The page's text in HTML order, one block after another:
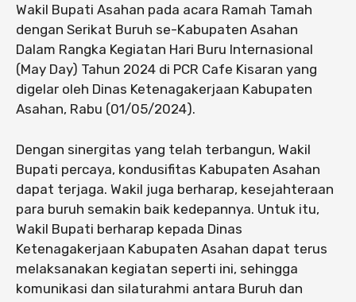
Wakil Bupati Asahan pada acara Ramah Tamah
dengan Serikat Buruh se-Kabupaten Asahan
Dalam Rangka Kegiatan Hari Buru Internasional
(May Day) Tahun 2024 di PCR Cafe Kisaran yang
digelar oleh Dinas Ketenagakerjaan Kabupaten
Asahan, Rabu (01/05/2024).
Dengan sinergitas yang telah terbangun, Wakil
Bupati percaya, kondusifitas Kabupaten Asahan
dapat terjaga. Wakil juga berharap, kesejahteraan
para buruh semakin baik kedepannya. Untuk itu,
Wakil Bupati berharap kepada Dinas
Ketenagakerjaan Kabupaten Asahan dapat terus
melaksanakan kegiatan seperti ini, sehingga
komunikasi dan silaturahmi antara Buruh dan